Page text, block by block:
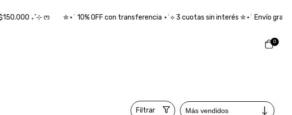
OFF con transferencia ⋆˙⟡ 3 cuotas sin interés ✮⋆˙ Envío gratis desde $150.000 ₊˚⊹ ᰔ
0
Filtrar